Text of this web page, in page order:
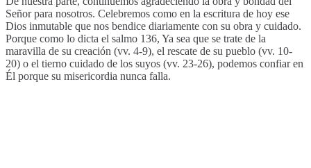
Señor para nosotros. Celebremos como en la escritura de hoy ese
Dios inmutable que nos bendice diariamente con su obra y cuidado.
Porque como lo dicta el salmo 136, Ya sea que se trate de la
maravilla de su creación (vv. 4-9), el rescate de su pueblo (vv. 10-
20) o el tierno cuidado de los suyos (vv. 23-26), podemos confiar en
Él porque su misericordia nunca falla.